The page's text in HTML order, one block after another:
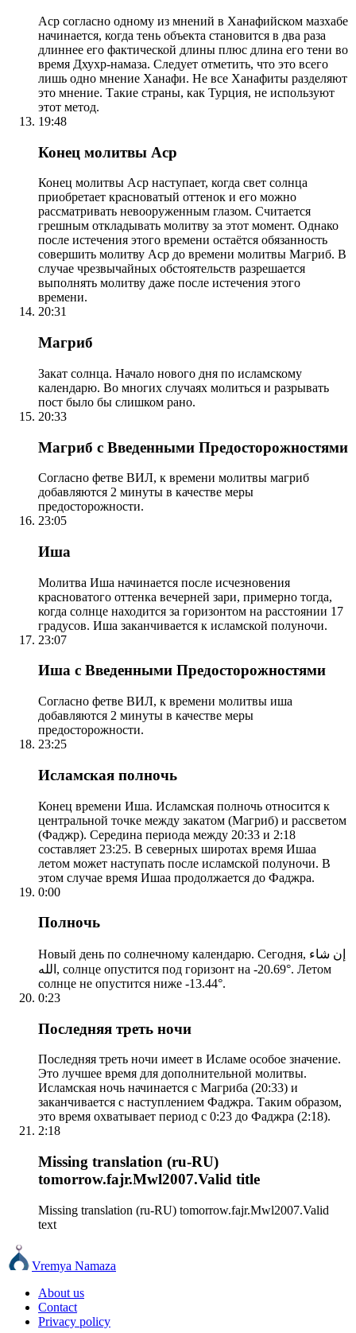
Аср согласно одному из мнений в Ханафийском мазхабе
начинается, когда тень объекта становится в два раза
длиннее его фактической длины плюс длина его тени во
время Дхухр-намаза. Следует отметить, что это всего
лишь одно мнение Ханафи. Не все Ханафиты разделяют
это мнение. Такие страны, как Турция, не используют
этот метод.
19:48
Конец молитвы Аср
Конец молитвы Аср наступает, когда свет солнца
приобретает красноватый оттенок и его можно
рассматривать невооруженным глазом. Считается
грешным откладывать молитву за этот момент. Однако
после истечения этого времени остаётся обязанность
совершить молитву Аср до времени молитвы Магриб. В
случае чрезвычайных обстоятельств разрешается
выполнять молитву даже после истечения этого
времени.
20:31
Магриб
Закат солнца. Начало нового дня по исламскому
календарю. Во многих случаях молиться и разрывать
пост было бы слишком рано.
20:33
Магриб с Введенными Предосторожностями
Согласно фетве ВИЛ, к времени молитвы магриб
добавляются 2 минуты в качестве меры
предосторожности.
23:05
Иша
Молитва Иша начинается после исчезновения
красноватого оттенка вечерней зари, примерно тогда,
когда солнце находится за горизонтом на расстоянии 17
градусов. Иша заканчивается к исламской полуночи.
23:07
Иша с Введенными Предосторожностями
Согласно фетве ВИЛ, к времени молитвы иша
добавляются 2 минуты в качестве меры
предосторожности.
23:25
Исламская полночь
Конец времени Иша. Исламская полночь относится к
центральной точке между закатом (Магриб) и рассветом
(Фаджр). Середина периода между 20:33 и 2:18
составляет 23:25. В северных широтах время Ишаа
летом может наступать после исламской полуночи. В
этом случае время Ишаа продолжается до Фаджра.
0:00
Полночь
Новый день по солнечному календарю. Сегодня, إن شاء
الله, солнце опустится под горизонт на -20.69°. Летом
солнце не опустится ниже -13.44°.
0:23
Последняя треть ночи
Последняя треть ночи имеет в Исламе особое значение.
Это лучшее время для дополнительной молитвы.
Исламская ночь начинается с Магриба (20:33) и
заканчивается с наступлением Фаджра. Таким образом,
это время охватывает период с 0:23 до Фаджра (2:18).
2:18
Missing translation (ru-RU)
tomorrow.fajr.Mwl2007.Valid title
Missing translation (ru-RU) tomorrow.fajr.Mwl2007.Valid
text
Vremya Namaza
About us
Contact
Privacy policy